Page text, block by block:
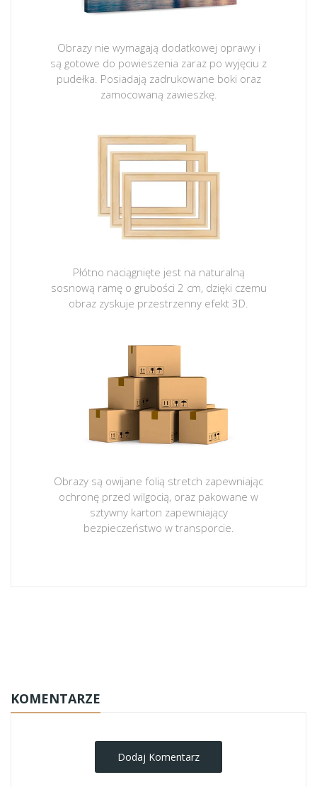
Obrazy nie wymagają dodatkowej oprawy i
są gotowe do powieszenia zaraz po wyjęciu z
pudełka. Posiadają zadrukowane boki oraz
zamocowaną zawieszkę.
Płótno naciągnięte jest na naturalną
sosnową ramę o grubości 2 cm, dzięki czemu
obraz zyskuje przestrzenny efekt 3D.
Obrazy są owijane folią stretch zapewniając
ochronę przed wilgocią, oraz pakowane w
sztywny karton zapewniający
bezpieczeństwo w transporcie.
KOMENTARZE
Dodaj Komentarz